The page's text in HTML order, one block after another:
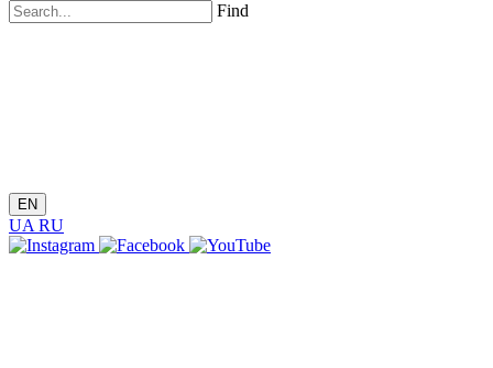
Find
EN
UA RU